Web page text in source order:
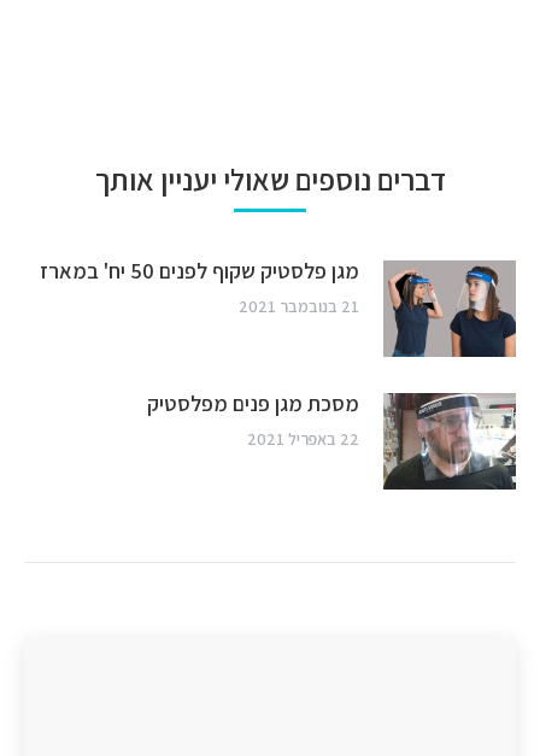
דברים נוספים שאולי יעניין אותך
מגן פלסטיק שקוף לפנים 50 יח' במארז
21 בנובמבר 2021
מסכת מגן פנים מפלסטיק
22 באפריל 2021